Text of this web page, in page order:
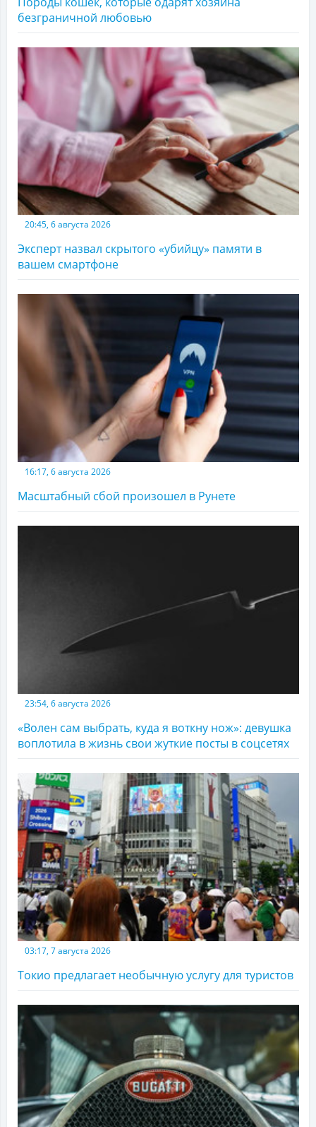
безграничной любовью
20:45, 6 августа 2026
Эксперт назвал скрытого «убийцу» памяти в
вашем смартфоне
16:17, 6 августа 2026
Масштабный сбой произошел в Рунете
23:54, 6 августа 2026
«Волен сам выбрать, куда я воткну нож»: девушка
воплотила в жизнь свои жуткие посты в соцсетях
03:17, 7 августа 2026
Токио предлагает необычную услугу для туристов